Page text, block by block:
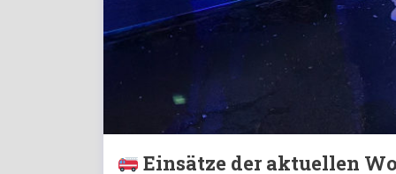
Einsätze der aktuellen